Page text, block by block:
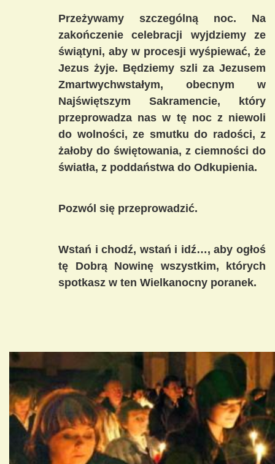
Przeżywamy szczególną noc. Na
zakończenie celebracji wyjdziemy ze
świątyni, aby w procesji wyśpiewać, że
Jezus żyje. Będziemy szli za Jezusem
Zmartwychwstałym, obecnym w
Najświętszym Sakramencie, który
przeprowadza nas w tę noc z niewoli
do wolności, ze smutku do radości, z
żałoby do świętowania, z ciemności do
światła, z poddaństwa do Odkupienia.
Pozwól się przeprowadzić.
Wstań i chodź, wstań i idź…, aby ogłoś
tę Dobrą Nowinę wszystkim, których
spotkasz w ten Wielkanocny poranek.